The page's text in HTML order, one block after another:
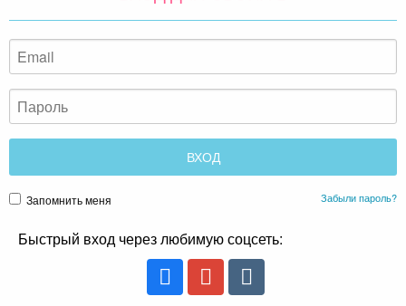
Запомнить меня Забыли пароль?
Быстрый вход через любимую соцсеть: